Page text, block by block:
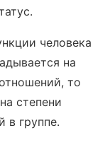
человека
на
то
степени
в группе.